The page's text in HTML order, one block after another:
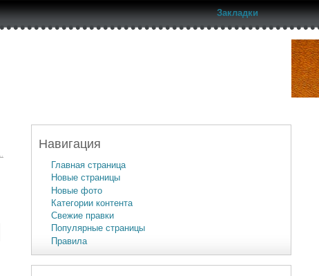
Закладки
Навигация
Главная страница
Новые страницы
Новые фото
Категории контента
Свежие правки
Популярные страницы
Правила